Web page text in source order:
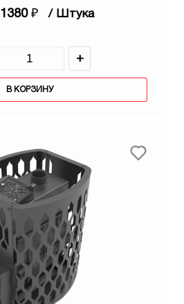
1380 ₽ / Штука
+
В КОРЗИНУ